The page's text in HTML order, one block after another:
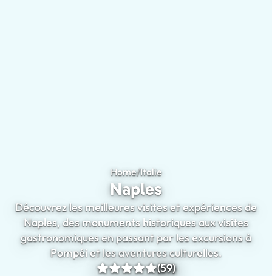
Home/ItalieNaples
Naples
Découvrez les meilleures visites et expériences de
Naples, des monuments historiques aux visites
gastronomiques en passant par les excursions à
Pompéi et les aventures culturelles.
(59)